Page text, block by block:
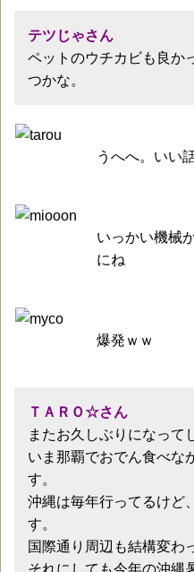
テツじゃさん
ペットのウチカビも良か
つかな。
うへへ。いい
いっかい機械
にね
爆発ｗｗ
ＴＡＲＯ☆さん
またお久しぶりになって
いま那覇でおでん食べな
す。
沖縄は毎年行ってるけど
す。
国際通り周辺も結構変わ
それにしても今年の沖縄